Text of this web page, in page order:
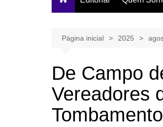
Página inicial 2025
De Campo
Vereadores